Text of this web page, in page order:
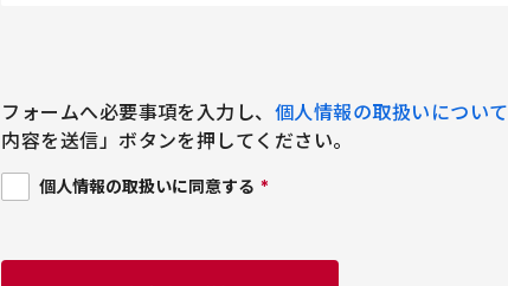
フォームへ必要事項を入力し、 個人情報の取扱いについて
内容を送信」ボタンを押してください。
個人情報の取扱いに同意する *